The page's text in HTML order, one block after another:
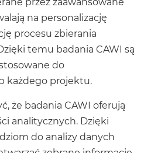
na personalizację
procesu zbierania
temu badania CAWI są
do
każdego projektu.
że badania CAWI oferują
analitycznych. Dzięki
do analizy danych